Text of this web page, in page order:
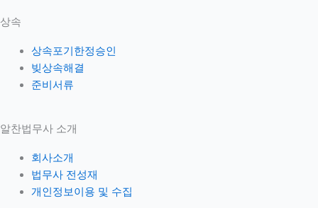
상속
상속포기한정승인
빚상속해결
준비서류
알찬법무사 소개
회사소개
법무사 전성재
개인정보이용 및 수집